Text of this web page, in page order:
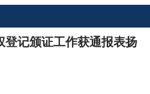
登记颁证工作获通报表扬